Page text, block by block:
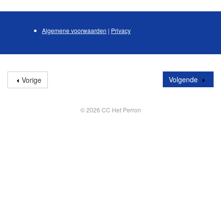
Algemene voorwaarden | Privacy
Vorige Volgende
© 2026 CC Het Perron